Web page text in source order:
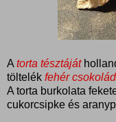
A torta tésztáját
töltelék fehér
A torta burkolata
cukorcsipke és